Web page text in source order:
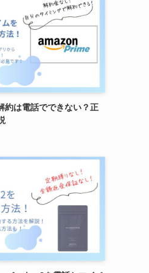
約は電話でできない？正